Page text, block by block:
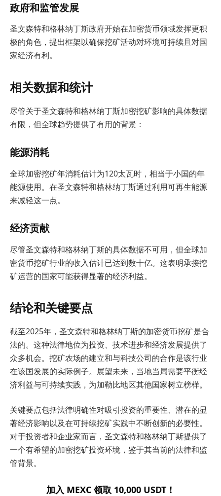
政府和监管发展
圣文森特和格林纳丁斯政府开始在加密货币领域发挥更积
极的角色，提出框架以确保挖矿活动对环境可持续且对国
家经济有利。
相关数据和统计
尽管关于圣文森特和格林纳丁斯加密挖矿影响的具体数据
有限，但全球趋势提供了有用的背景：
能源消耗
全球加密挖矿年消耗估计为120太瓦时，相当于小国的年
能源使用。在圣文森特和格林纳丁斯通过利用可再生能源
来减轻这一点。
经济贡献
尽管圣文森特和格林纳丁斯的具体数据不可用，但全球加
密货币挖矿行业的收入估计已达到数十亿。这表明承接挖
矿运营的国家可能获得显著的经济利益。
结论和关键要点
截至2025年，圣文森特和格林纳丁斯的加密货币挖矿是合
法的。这种法律地位为投资、技术进步和经济发展提供了
众多机会。挖矿农场的建立和与科技公司的合作是该行业
在该国发展的实际例子。展望未来，当地当局需要平衡经
济利益与可持续实践，为加勒比地区其他国家树立榜样。
关键要点包括法律明确性对吸引投资的重要性、潜在的显
著经济影响以及在可持续挖矿实践中不断创新的必要性。
对于投资者和企业家而言，圣文森特和格林纳丁斯提供了
一个有希望的加密挖矿投资环境，鉴于其当前的法律和监
管背景。
加入 MEXC 领取 10,000 USDT！